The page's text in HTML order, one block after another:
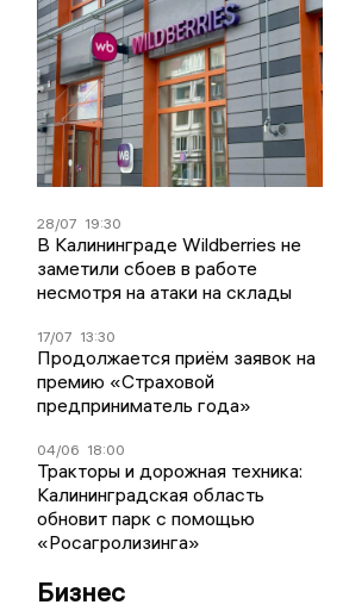
28/07 19:30
В Калининграде Wildberries не
заметили сбоев в работе
несмотря на атаки на склады
17/07 13:30
Продолжается приём заявок на
премию «Страховой
предприниматель года»
04/06 18:00
Тракторы и дорожная техника:
Калининградская область
обновит парк с помощью
«Росагролизинга»
Бизнес